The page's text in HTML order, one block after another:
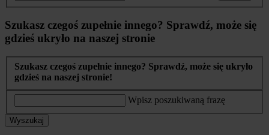
Szukasz czegoś zupełnie innego? Sprawdź, może się
gdzieś ukryło na naszej stronie
Szukasz czegoś zupełnie innego? Sprawdź, może się ukryło
gdzieś na naszej stronie!
Wpisz poszukiwaną frazę
Wyszukaj